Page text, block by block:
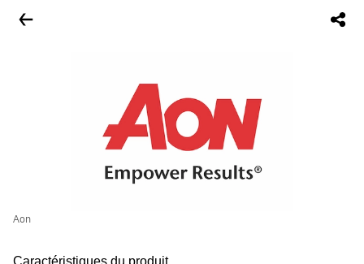
Aon
Caractéristiques du produit